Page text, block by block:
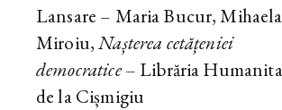
Lansare – Maria Bucur, Mihaela
Miroiu,Nașterea cetățeniei
democratice– Librăria
de la Cișmigiu